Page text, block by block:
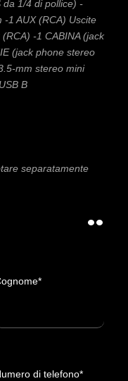
da 1/4 di pollice) -
1 AUX (RCA) Uscite
-1 CABINA (jack
(jack phone stereo
mm stereo mini
B
separatamente
di telefono*